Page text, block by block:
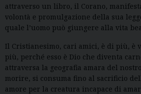
attraverso un libro, il Corano,
volontà e promulgazione della sua
quale l’uomo può giungere alla vita
Il Cristianesimo, cari amici, è di più, è
più, perché esso è Dio che diventa
attraversa la geografia amara del
morire, si consuma fino al sacrificio
amore per la creatura incapace di